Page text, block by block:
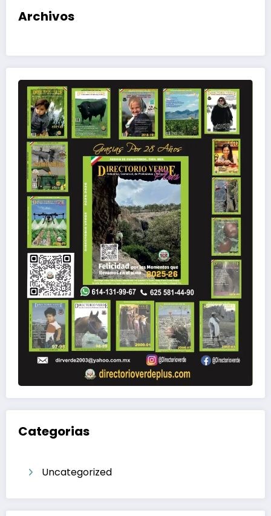
Archivos
Categorias
Uncategorized